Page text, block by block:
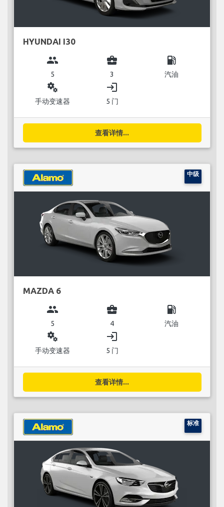
HYUNDAI I30
group
5
business_center
3
local_gas_station
汽油
miscellaneous_services
手动变速器
login
5 门
查看详情...
中级
MAZDA 6
group
5
business_center
4
local_gas_station
汽油
miscellaneous_services
手动变速器
login
5 门
查看详情...
标准